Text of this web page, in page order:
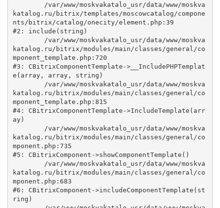
katalog.ru/bitrix/templates/moscowcatalog/compone
nts/bitrix/catalog/onecity/element.php:39
#2: include(string)
katalog.ru/bitrix/modules/main/classes/general/co
mponent_template.php:720
#3: CBitrixComponentTemplate->__IncludePHPTemplat
e(array, array, string)
katalog.ru/bitrix/modules/main/classes/general/co
mponent_template.php:815
#4: CBitrixComponentTemplate->IncludeTemplate(arr
ay)
katalog.ru/bitrix/modules/main/classes/general/co
mponent.php:735
#5: CBitrixComponent->showComponentTemplate()
katalog.ru/bitrix/modules/main/classes/general/co
mponent.php:683
#6: CBitrixComponent->includeComponentTemplate(st
ring)